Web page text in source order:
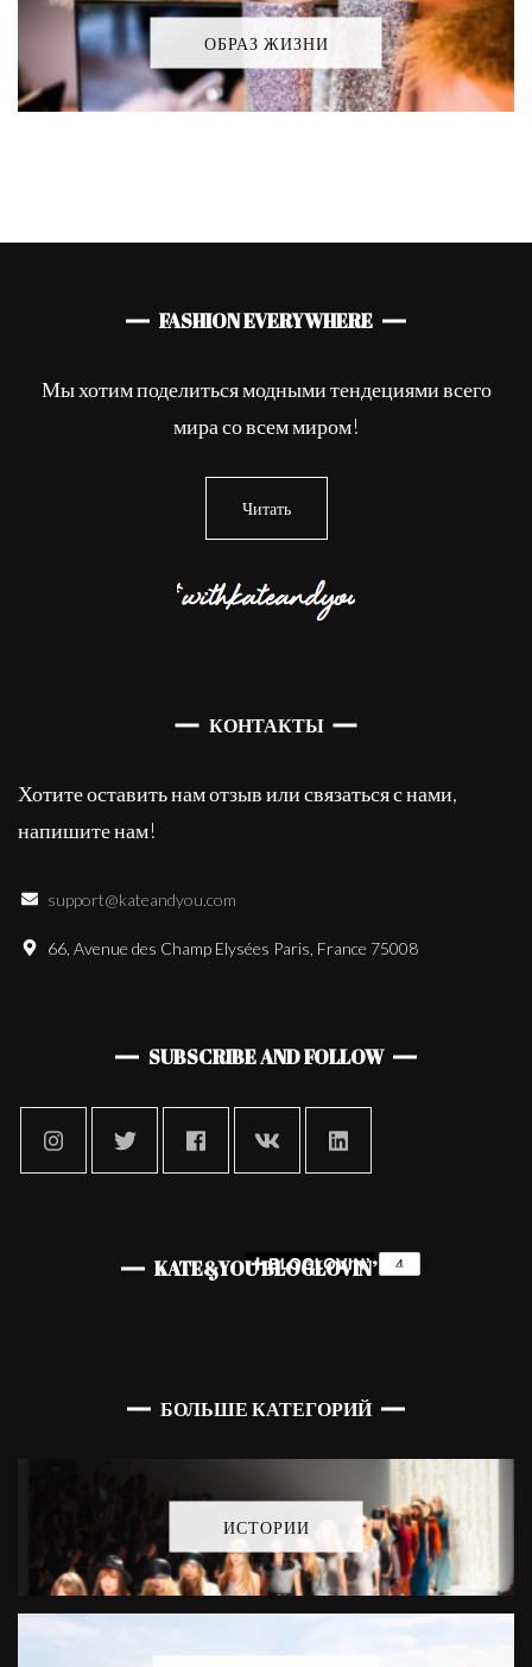
ОБРАЗ ЖИЗНИ
FASHION EVERYWHERE
Мы хотим поделиться модными тендециями всего
мира со всем миром!
Читать
КОНТАКТЫ
Хотите оставить нам отзыв или связаться с нами,
напишите нам!
support@kateandyou.com
66, Avenue des Champ Elysées Paris, France 75008
SUBSCRIBE AND FOLLOW
KATE&YOU BLOGLOVIN’
БОЛЬШЕ КАТЕГОРИЙ
ИСТОРИИ